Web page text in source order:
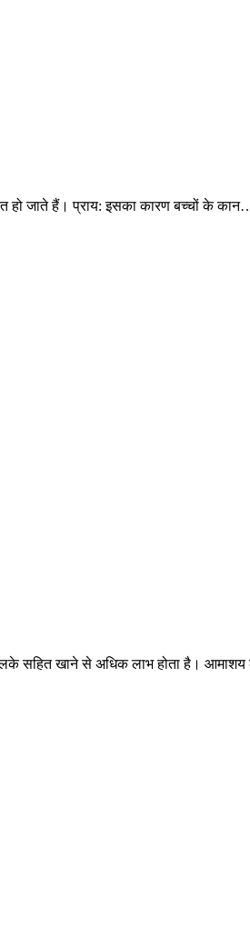
हो जाते हैं। प्राय: इसका कारण बच्चों के
सहित खाने से अधिक लाभ होता है।